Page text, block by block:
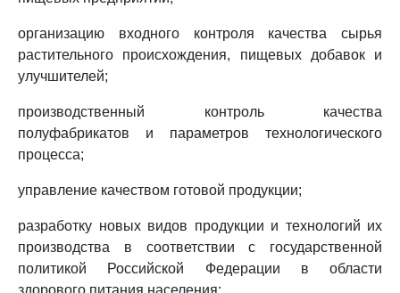
организацию входного контроля качества сырья
растительного происхождения, пищевых добавок и
улучшителей;
производственный контроль качества
полуфабрикатов и параметров технологического
процесса;
управление качеством готовой продукции;
разработку новых видов продукции и технологий их
производства в соответствии с государственной
политикой Российской Федерации в области
здорового питания населения;